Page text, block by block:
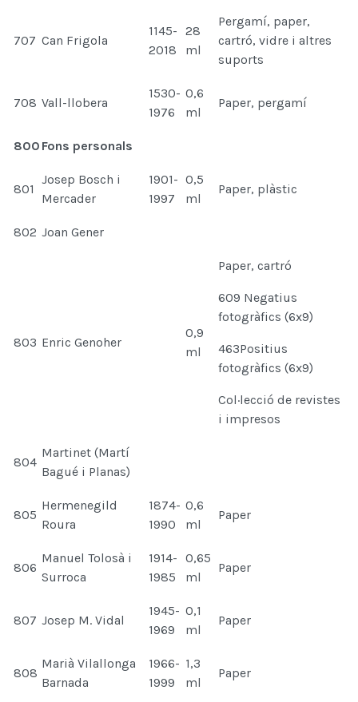
707 Can Frigola
1145-
2018
28
ml
Pergamí, paper,
cartró, vidre i altres
suports
708 Vall-llobera
1530-
1976
0,6
ml
Paper, pergamí
800 Fons personals
801
Josep Bosch i
Mercader
1901-
1997
0,5
ml
Paper, plàstic
802 Joan Gener
803 Enric Genoher
0,9
ml
Paper, cartró
609 Negatius
fotogràfics (6x9)
463Positius
fotogràfics (6x9)
Col·lecció de revistes
i impresos
804
Martinet (Martí
Bagué i Planas)
805
Hermenegild
Roura
1874-
1990
0,6
ml
Paper
806
Manuel Tolosà i
Surroca
1914-
1985
0,65
ml
Paper
807 Josep M. Vidal
1945-
1969
0,1
ml
Paper
808
Marià Vilallonga
Barnada
1966-
1999
1,3
ml
Paper